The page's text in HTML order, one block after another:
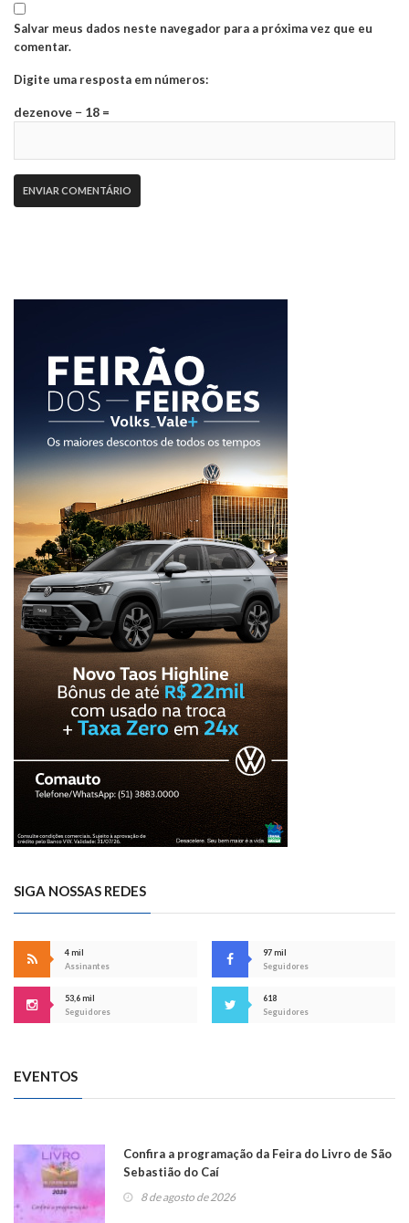
Salvar meus dados neste navegador para a próxima vez que eu
comentar.
Digite uma resposta em números:
dezenove − 18 =
SIGA NOSSAS REDES
4 mil
Assinantes
97 mil
Seguidores
53,6 mil
Seguidores
618
Seguidores
EVENTOS
Confira a programação da Feira do Livro de São
Sebastião do Caí
8 de agosto de 2026